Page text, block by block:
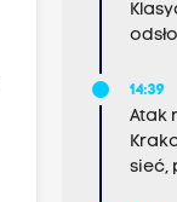
14:39
Atak
sieć,